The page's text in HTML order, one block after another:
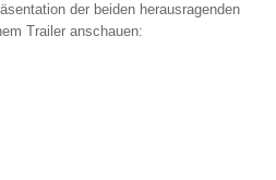
der beiden herausragenden
Trailer anschauen: